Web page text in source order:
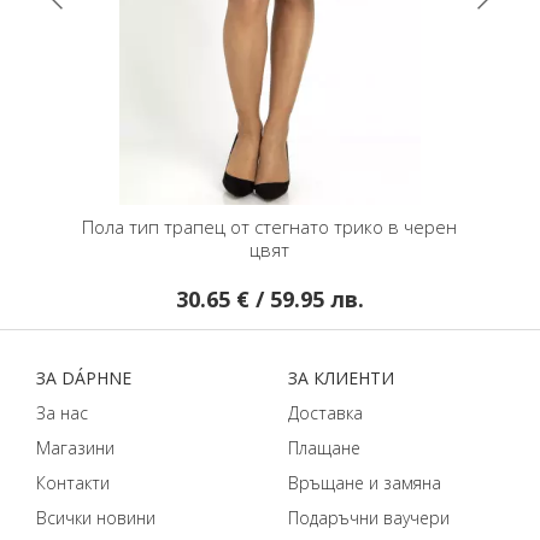
Пола тип трапец от стегнато трико в черен
цвят
30.65 € / 59.95 лв.
ЗA DÁPHNЕ
За нас
Магазини
Контакти
Всички новини
ЗA КЛИЕНТИ
Доставка
Плащане
Връщане и замяна
Подаръчни ваучери